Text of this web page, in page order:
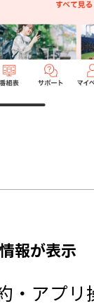
報が表示
・アプ